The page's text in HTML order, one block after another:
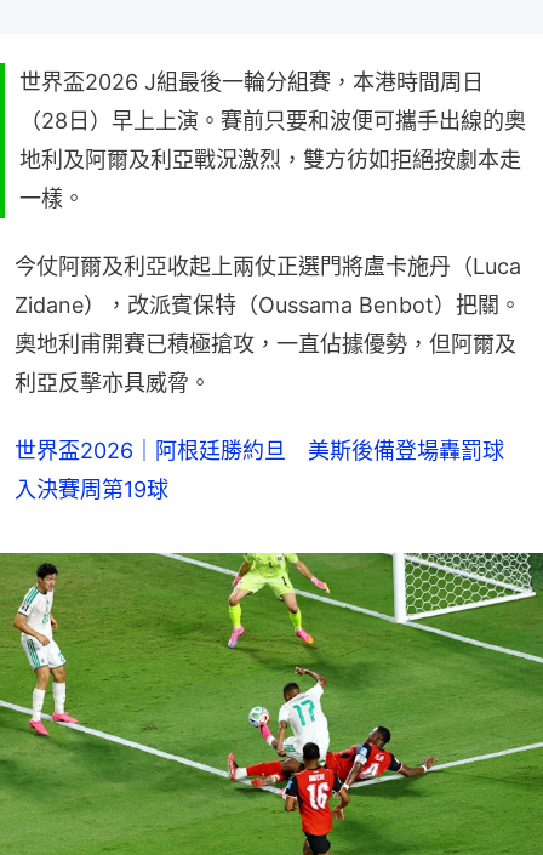
世界盃2026 J組最後一輪分組賽，本港時間周日
（28日）早上上演。賽前只要和波便可攜手出線的奧
地利及阿爾及利亞戰況激烈，雙方彷如拒絕按劇本走
一樣。
今仗阿爾及利亞收起上兩仗正選門將盧卡施丹（Luca
Zidane），改派賓保特（Oussama Benbot）把關。
奧地利甫開賽已積極搶攻，一直佔據優勢，但阿爾及
利亞反擊亦具威脅。
世界盃2026｜阿根廷勝約旦 美斯後備登場轟罰球
入決賽周第19球